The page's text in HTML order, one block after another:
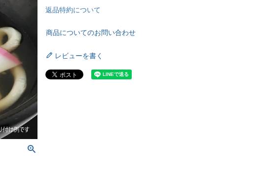
返品特約について
商品についてのお問い合わせ
レビューを書く